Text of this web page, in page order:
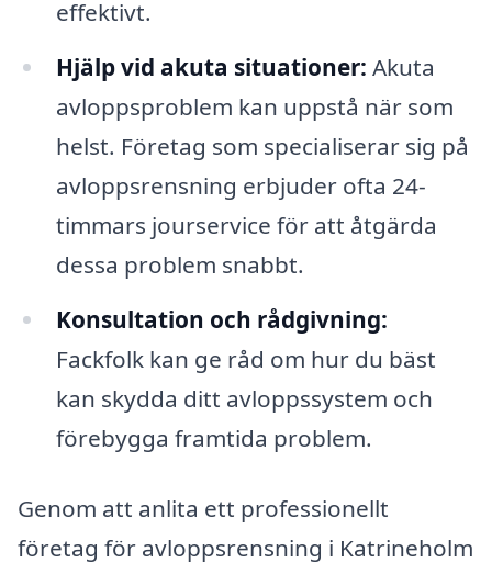
effektivt.
Hjälp vid akuta situationer: Akuta
avloppsproblem kan uppstå när som
helst. Företag som specialiserar sig på
avloppsrensning erbjuder ofta 24-
timmars jourservice för att åtgärda
dessa problem snabbt.
Konsultation och rådgivning:
Fackfolk kan ge råd om hur du bäst
kan skydda ditt avloppssystem och
förebygga framtida problem.
Genom att anlita ett professionellt
företag för avloppsrensning i Katrineholm